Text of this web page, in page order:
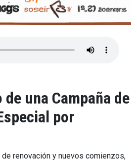
una Campaña de
por
renovación y nuevos comienzos,